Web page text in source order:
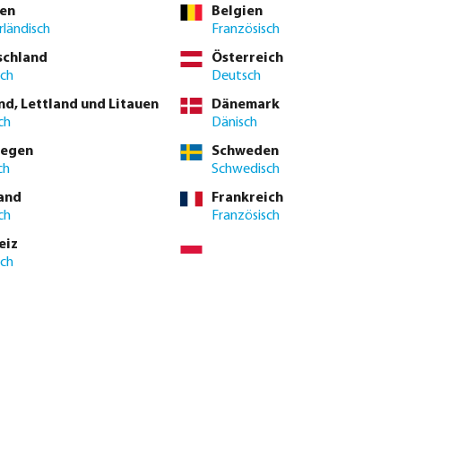
über Filter und Fittings bis hin zu Tropfschlauch. Wählen Sie aus über
für
also
Belgien
Französisch
Österreich
Deutsch
Lettland und Litauen
Dänemark
Dänisch
Schweden
Schwedisch
Frankreich
Französisch